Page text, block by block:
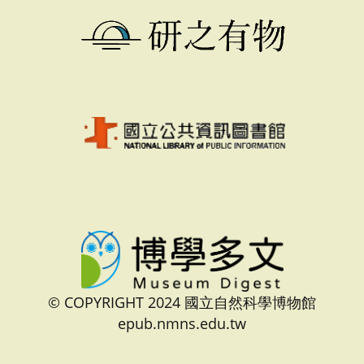
© COPYRIGHT 2024 國立自然科學博物館
epub.nmns.edu.tw